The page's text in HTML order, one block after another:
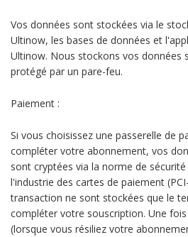
Vos données sont stockées via le
Ultinow, les bases de données et
Ultinow. Nous stockons vos données
protégé par un pare-feu.
Paiement :
Si vous choisissez une passerelle de
compléter votre abonnement, vos
sont cryptées via la norme de
l'industrie des cartes de paiement
transaction ne sont stockées que le
compléter votre souscription. Une
(lorsque vous résiliez votre